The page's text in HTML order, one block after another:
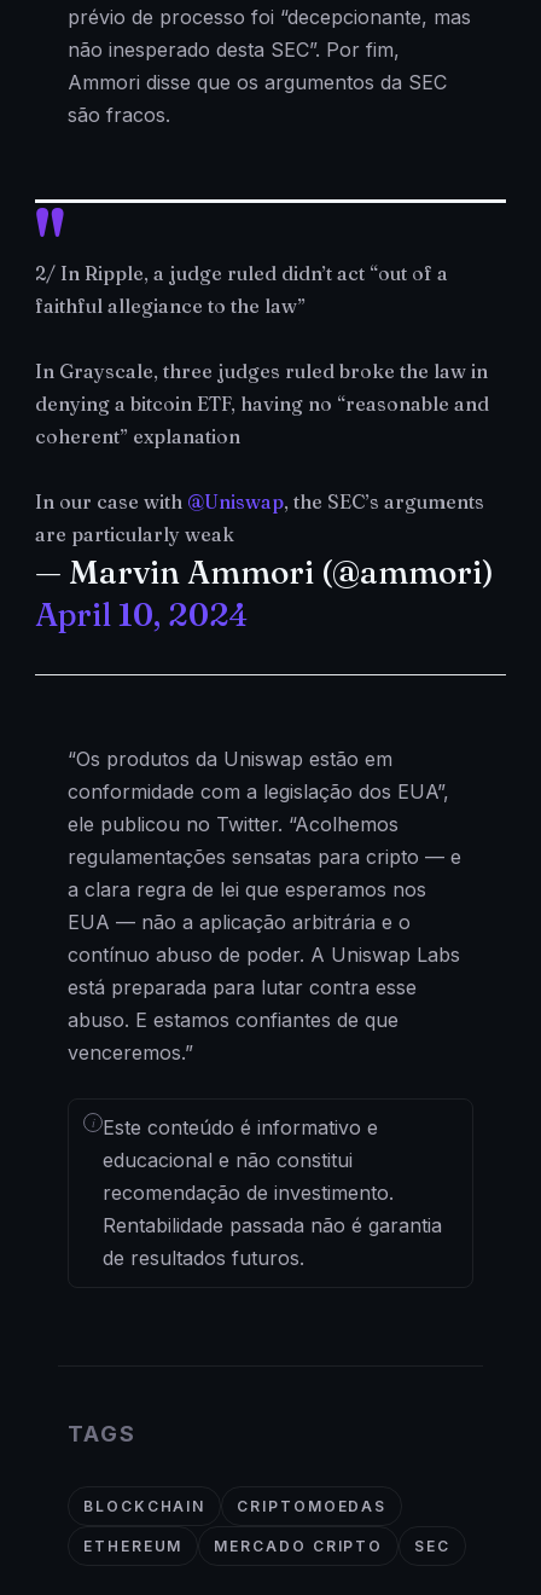
prévio de processo foi “decepcionante, mas
não inesperado desta SEC”. Por fim,
Ammori disse que os argumentos da SEC
são fracos.
2/ In Ripple, a judge ruled didn’t act “out of a
faithful allegiance to the law”
In Grayscale, three judges ruled broke the law in
denying a bitcoin ETF, having no “reasonable and
coherent” explanation
In our case with @Uniswap, the SEC’s arguments
are particularly weak
— Marvin Ammori (@ammori)
April 10, 2024
“Os produtos da Uniswap estão em
conformidade com a legislação dos EUA”,
ele publicou no Twitter. “Acolhemos
regulamentações sensatas para cripto — e
a clara regra de lei que esperamos nos
EUA — não a aplicação arbitrária e o
contínuo abuso de poder. A Uniswap Labs
está preparada para lutar contra esse
abuso. E estamos confiantes de que
venceremos.”
i Este conteúdo é informativo e
educacional e não constitui
recomendação de investimento.
Rentabilidade passada não é garantia
de resultados futuros.
TAGS
BLOCKCHAIN CRIPTOMOEDAS
ETHEREUM MERCADO CRIPTO SEC